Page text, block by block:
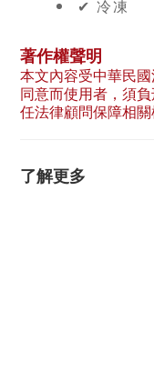
✔︎ 冷凍
著作權聲明
本文內容受中華民
同意而使用者，須
任法律顧問保障相關
了解更多